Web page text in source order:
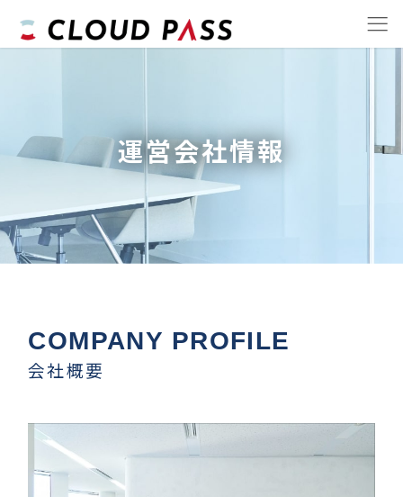
運営会社情報
COMPANY PROFILE
会社概要